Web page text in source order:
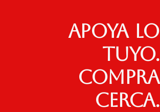
Apoya lo
tuyo.
Compra
cerca.